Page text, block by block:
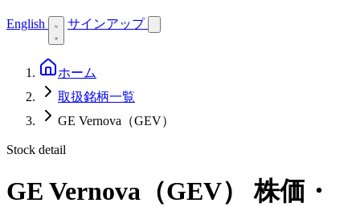
English サインアップ
ホーム
取扱銘柄一覧
GE Vernova（GEV）
Stock detail
GE Vernova（GEV）
株価・